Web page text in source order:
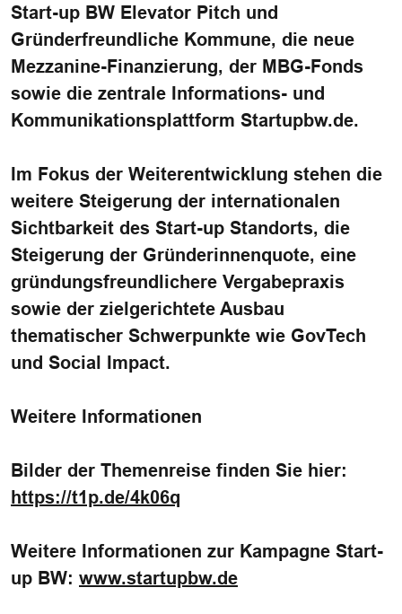
Start-up BW Elevator Pitch und
Gründerfreundliche Kommune, die neue
Mezzanine-Finanzierung, der MBG-Fonds
sowie die zentrale Informations- und
Kommunikationsplattform Startupbw.de.
Im Fokus der Weiterentwicklung stehen die
weitere Steigerung der internationalen
Sichtbarkeit des Start-up Standorts, die
Steigerung der Gründerinnenquote, eine
gründungsfreundlichere Vergabepraxis
sowie der zielgerichtete Ausbau
thematischer Schwerpunkte wie GovTech
und Social Impact.
Weitere Informationen
Bilder der Themenreise finden Sie hier:
https://t1p.de/4k06q
Weitere Informationen zur Kampagne Start-
up BW: www.startupbw.de